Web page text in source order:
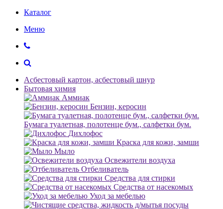
Каталог
Меню
Асбестовый картон, асбестовый шнур
Бытовая химия
Аммиак
Бензин, керосин
Бумага туалетная, полотенце бум., салфетки бум.
Дихлофос
Краска для кожи, замши
Мыло
Освежители воздуха
Отбеливатель
Средства для стирки
Средства от насекомых
Уход за мебелью